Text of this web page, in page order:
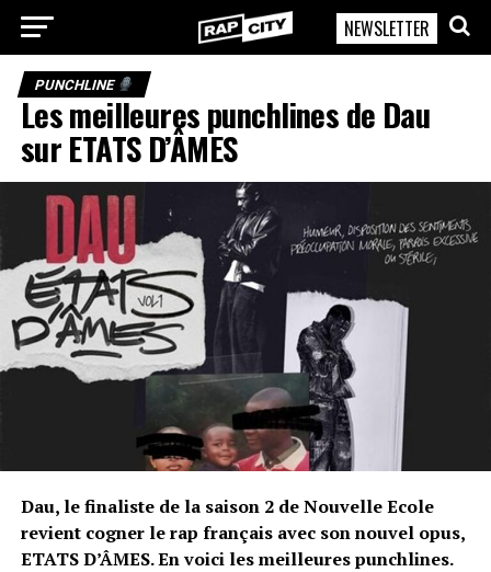
RapCity
NEWSLETTER
PUNCHLINE
Les meilleures punchlines de Dau
sur ETATS D’ÂMES
Dau, le finaliste de la saison 2 de Nouvelle Ecole
revient cogner le rap français avec son nouvel opus,
ETATS D’ÂMES. En voici les meilleures punchlines.